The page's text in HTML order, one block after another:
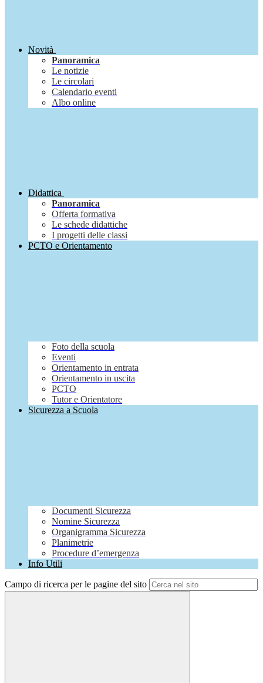
Novità
Panoramica
Le notizie
Le circolari
Calendario eventi
Albo online
Didattica
Panoramica
Offerta formativa
Le schede didattiche
I progetti delle classi
PCTO e Orientamento
Foto della scuola
Eventi
Orientamento in entrata
Orientamento in uscita
PCTO
Tutor e Orientatore
Sicurezza a Scuola
Documenti Sicurezza
Nomine Sicurezza
Organigramma Sicurezza
Planimetrie
Procedure d’emergenza
Info Utili
Campo di ricerca per le pagine del sito